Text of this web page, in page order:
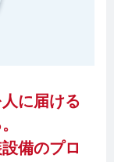
に届ける
備のプロ